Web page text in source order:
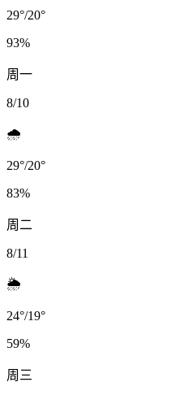
29°/20°
93%
周一
8/10
🌧️
29°/20°
83%
周二
8/11
🌦️
24°/19°
59%
周三